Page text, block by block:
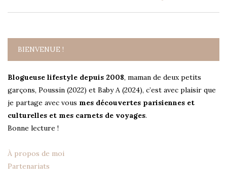
BIENVENUE !
Blogueuse lifestyle depuis 2008, maman de deux petits
garçons, Poussin (2022) et Baby A (2024), c’est avec plaisir que
je partage avec vous mes découvertes parisiennes et
culturelles et mes carnets de voyages.
Bonne lecture !
À propos de moi
Partenariats